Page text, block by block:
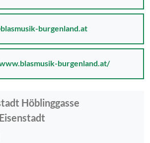
Höblinggasse
Eisenstadt
burgenland.at
burgenland.at/